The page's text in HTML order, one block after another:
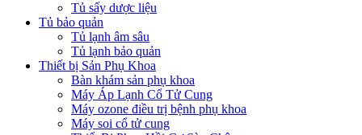
Tủ sấy dược liệu
Tủ bảo quản
Tủ lạnh âm sâu
Tủ lạnh bảo quản
Thiết bị Sản Phụ Khoa
Bàn khám sản phụ khoa
Máy Áp Lạnh Cổ Tử Cung
Máy ozone điều trị bệnh phụ khoa
Máy soi cổ tử cung